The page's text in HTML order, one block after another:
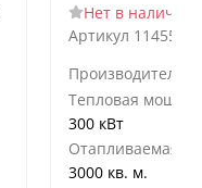
Нет в наличии
Артикул 11455id
Производитель
Тепловая
300 кВт
Отапливаемая
3000 кв. м.